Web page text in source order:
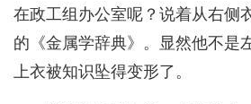
在政工组办公室呢？说着从右侧
的《金属学辞典》。显然他不是
上衣被知识坠得变形了。